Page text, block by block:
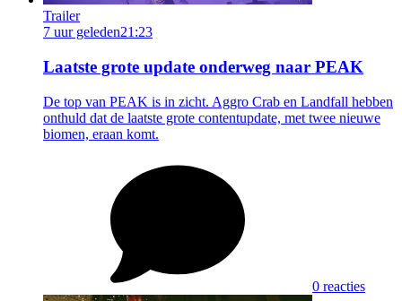
Trailer
7 uur geleden21:23
Laatste grote update onderweg naar PEAK
De top van PEAK is in zicht. Aggro Crab en Landfall hebben
onthuld dat de laatste grote contentupdate, met twee nieuwe
biomen, eraan komt.
0 reacties